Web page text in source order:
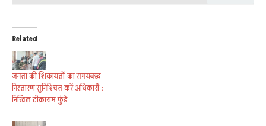
Related
जनता की शिकायतों का समयबद्ध
निस्तारण सुनिश्चित करें अधिकारी :
निखिल टीकाराम फुंडे